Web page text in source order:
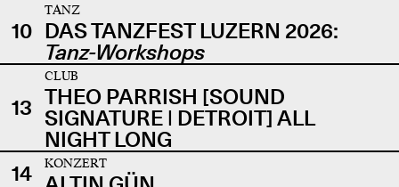
10
TANZ
DAS TANZFEST LUZERN 2026:
Tanz-Workshops
13
CLUB
THEO PARRISH [SOUND
SIGNATURE | DETROIT] ALL
NIGHT LONG
14
KONZERT